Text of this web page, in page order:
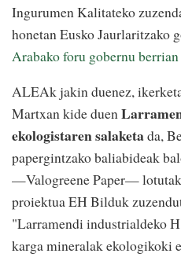
Ingurumen Kalitateko
honetan Eusko Jaurlaritzako
Arabako foru gobernu berrian
ALEAk jakin duenez,
Martxan kide duen
ekologistaren salaketada,
papergintzako baliabideak
—Valogreene Paper—
proiektua EH Bilduk
"Larramendi industrialdeko
karga mineralak ekologikoki